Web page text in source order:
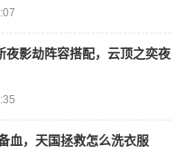
影劫阵容搭配，云顶之奕夜
血，天国拯救怎么洗衣服